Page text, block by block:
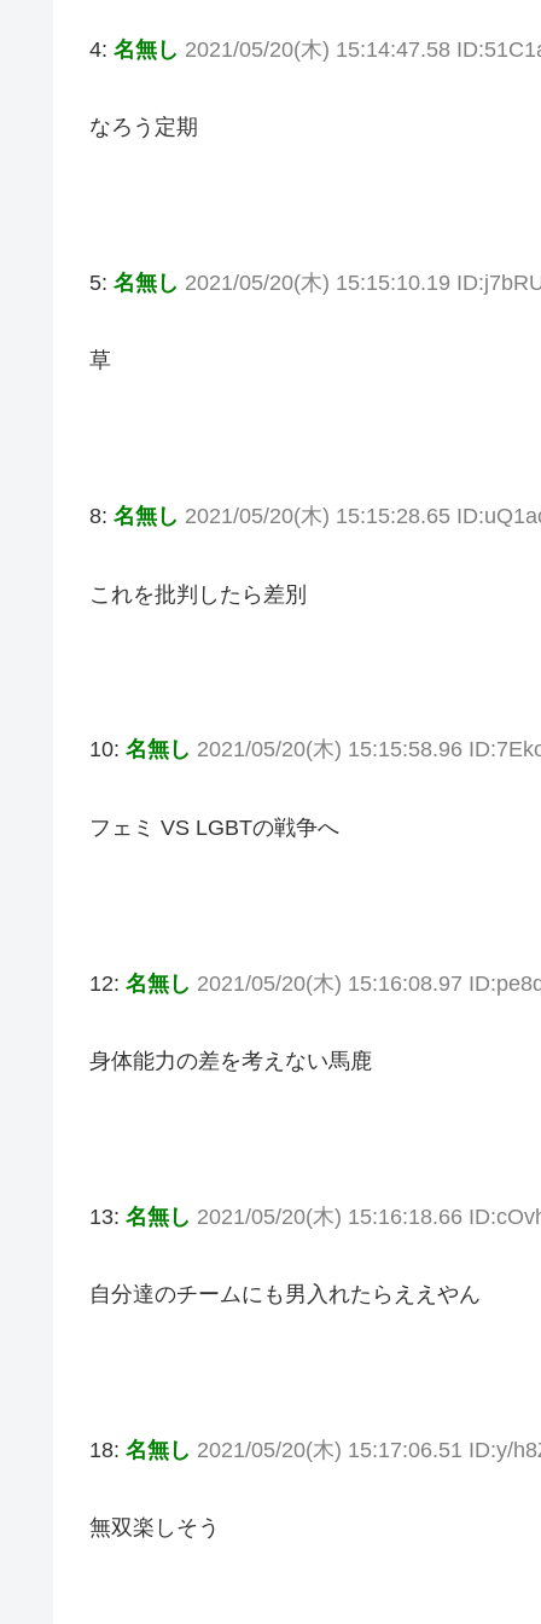
4: 名無し 2021/05/20(木) 15:14:47.58
なろう定期
5: 名無し 2021/05/20(木) 15:15:10.19
草
8: 名無し 2021/05/20(木) 15:15:28.65
これを批判したら差別
10: 名無し 2021/05/20(木) 15:15:58.96
フェミ VS LGBTの戦争へ
12: 名無し 2021/05/20(木) 15:16:08.97
身体能力の差を考えない馬鹿
13: 名無し 2021/05/20(木) 15:16:18.66
自分達のチームにも男入れたらええやん
18: 名無し 2021/05/20(木) 15:17:06.51 ID:y/
無双楽しそう